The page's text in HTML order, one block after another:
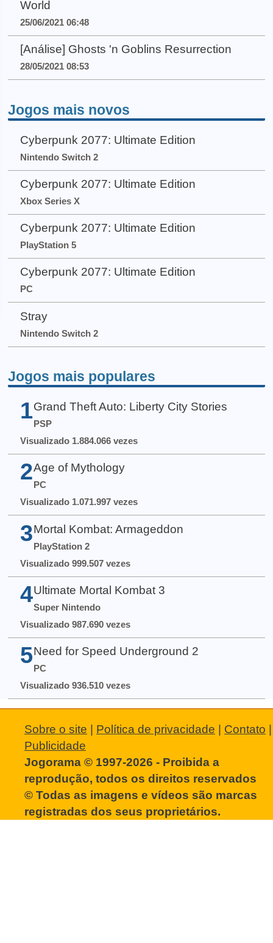
World
25/06/2021 06:48
[Análise] Ghosts 'n Goblins Resurrection
28/05/2021 08:53
Jogos mais novos
Cyberpunk 2077: Ultimate Edition
Nintendo Switch 2
Cyberpunk 2077: Ultimate Edition
Xbox Series X
Cyberpunk 2077: Ultimate Edition
PlayStation 5
Cyberpunk 2077: Ultimate Edition
PC
Stray
Nintendo Switch 2
Jogos mais populares
1 Grand Theft Auto: Liberty City Stories
PSP
Visualizado 1.884.066 vezes
2 Age of Mythology
PC
Visualizado 1.071.997 vezes
3 Mortal Kombat: Armageddon
PlayStation 2
Visualizado 999.507 vezes
4 Ultimate Mortal Kombat 3
Super Nintendo
Visualizado 987.690 vezes
5 Need for Speed Underground 2
PC
Visualizado 936.510 vezes
Sobre o site Política de privacidade Contato
Publicidade
Jogorama © 1997-2026 - Proibida a
reprodução, todos os direitos reservados
© Todas as imagens e vídeos são marcas
registradas dos seus proprietários.